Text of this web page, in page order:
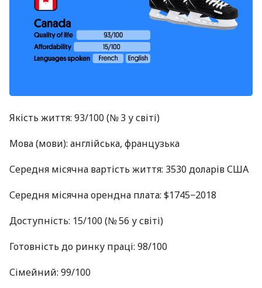
Якість життя: 93/100 (№ 3 у світі)
Мова (мови): англійська, французька
Середня місячна вартість життя: 3530 доларів США
Середня місячна орендна плата: $1745−2018
Доступність: 15/100 (№ 56 у світі)
Готовність до ринку праці: 98/100
Сімейний: 99/100